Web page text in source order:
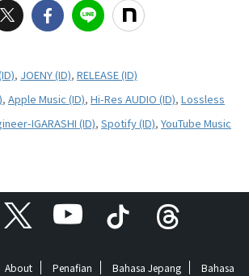
, JOENY (ID), RELEASE (ID)
, Apple Music (ID), Hi-Res AUDIO (ID), Lossless
IGARASHI (ID), Spotify (ID), YouTube Music
About Penafian Bahasa Jepang
Bahasa